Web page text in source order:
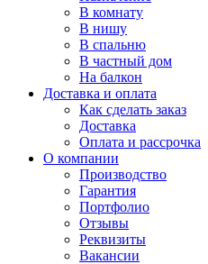
В комнату
В нишу
В спальню
В частный дом
На балкон
Доставка и оплата
Как сделать заказ
Доставка
Оплата и рассрочка
О компании
Производство
Гарантия
Портфолио
Отзывы
Реквизиты
Вакансии